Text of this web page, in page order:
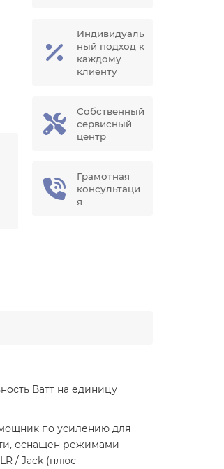
Индивидуаль
ный подход к
каждому
клиенту
Собственный
сервисный
центр
Грамотная
консультаци
я
Ватт на единицу
по усилению для
оснащен режимами
/ Jack (плюс